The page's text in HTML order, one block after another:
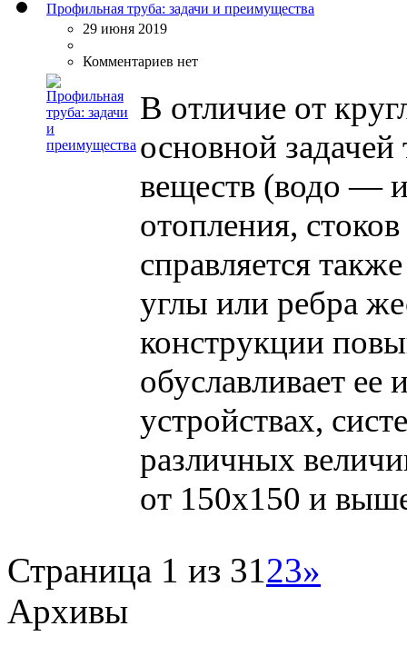
Профильная труба: задачи и преимущества
29 июня 2019
Комментариев нет
В отличие от
основной
веществ (водо —
отопления,
справляется
углы или ребра
конструкции
обуславливает ее
устройствах,
различных
от 150х150 и
Страница 1 из 3123»
Архивы